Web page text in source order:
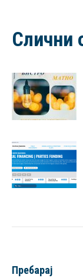
Слични
Пребарај